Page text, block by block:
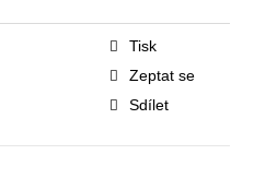
Tisk
Zeptat se
Sdílet